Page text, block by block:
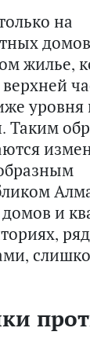
на
жилье,
уровня
Таким
и